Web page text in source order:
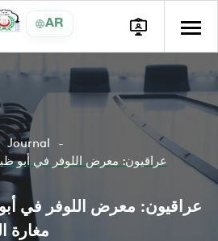
AR
Journal
عراقيون: معرض اللوفر في أبو
عراقيون: معرض اللوفر في
مغارة